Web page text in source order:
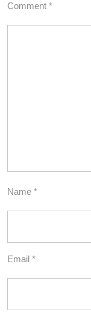
Comment *
Name *
Email *